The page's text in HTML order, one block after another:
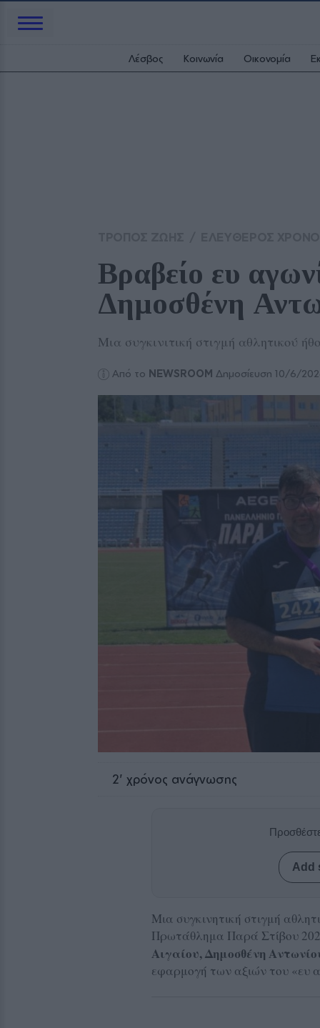
Λέσβος Κοινωνία Οικονομία
Βραβείο ευ
Δημοσθένη
Μια συγκινιτική στιγμή αθλητικού
Από το NEWSROOM Δημοσίευση 10/6/
2' χρόνος ανάγνωσης
Add
Μια συγκινητική στιγμή
Πρωτάθλημα Παρά Στίβου
Αιγαίου, Δημοσθένη
εφαρμογή των αξιών του «ευ